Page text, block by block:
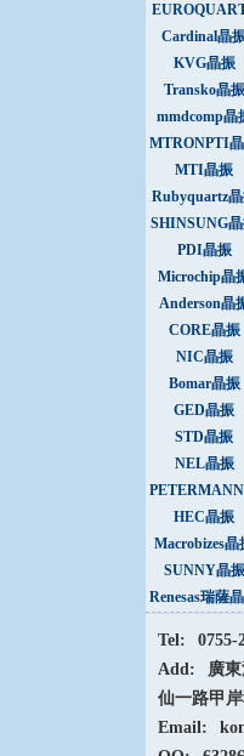
晶振
Cardinal晶
KVG晶振
Transko晶振
mmdcomp晶
MTRONPTI
MTI晶振
Rubyquartz
SHINSUNG
PDI晶振
Microchip晶
Anderson晶
CORE晶振
NIC晶振
Bomar晶振
GED晶振
STD晶振
NEL晶振
振
HEC晶振
Macrobizes晶
SUNNY晶振
Renesas瑞薩
Tel:
0755-
Add:
廣
仙一路甲
Email: